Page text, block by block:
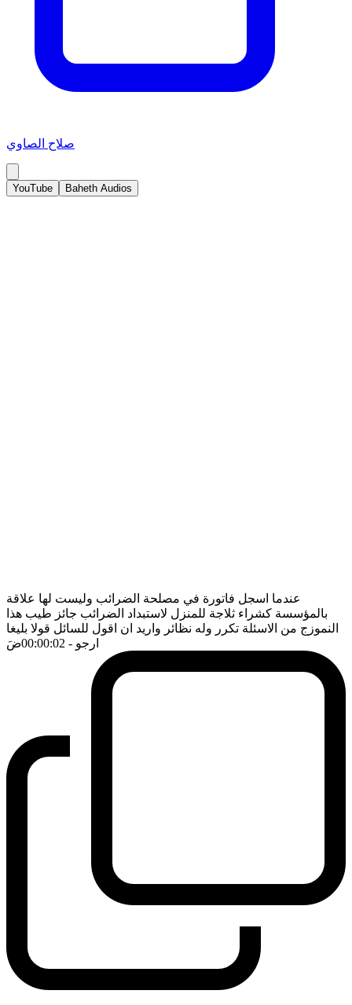
صلاح الصاوي
YouTube Baheth Audios
عندما اسجل فاتورة في مصلحة الضرائب وليست لها علاقة
بالمؤسسة كشراء ثلاجة للمنزل لاستبداد الضرائب جائز طيب هذا
النموزج من الاسئلة تكرر وله نظائر واريد ان اقول للسائل قولا بليغا
ارجو - 00:00:02 ضَ